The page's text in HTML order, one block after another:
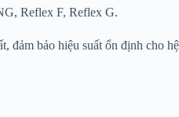
Reflex F, Reflex G.
đảm bảo hiệu suất ổn định cho hệ